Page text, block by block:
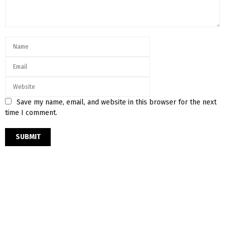
Save my name, email, and website in this browser for the next
time I comment.